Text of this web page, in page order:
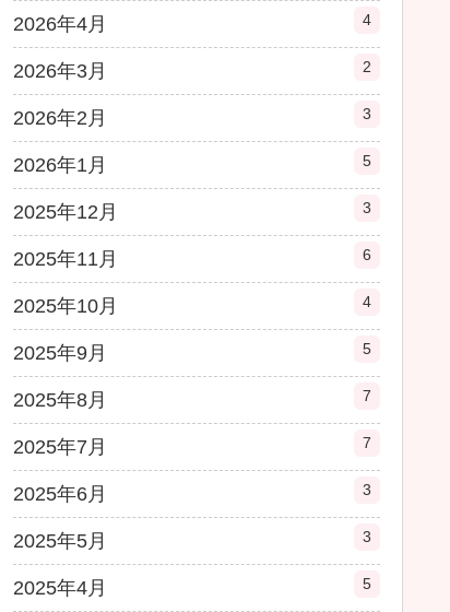
2026年4月 4
2026年3月 2
2026年2月 3
2026年1月 5
2025年12月 3
2025年11月 6
2025年10月 4
2025年9月 5
2025年8月 7
2025年7月 7
2025年6月 3
2025年5月 3
2025年4月 5